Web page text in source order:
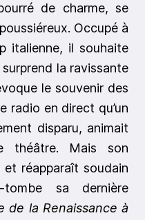
de charme, se
Occupé à
italienne, il souhaite
la ravissante
le souvenir des
radio en direct qu’un
disparu, animait
théâtre. Mais son
réapparaît soudain
tombe sa dernière
de la Renaissance à